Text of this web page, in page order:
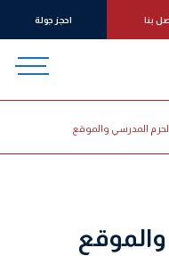
بنا احجز جولة
الحرم المدرسي والموقع